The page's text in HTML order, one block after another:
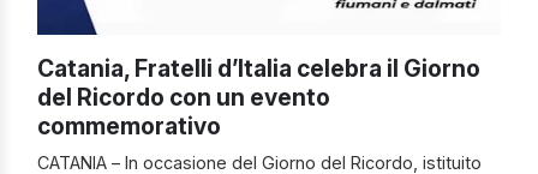
Catania, Fratelli d’Italia celebra il Giorno
del Ricordo con un evento
commemorativo
CATANIA – In occasione del Giorno del Ricordo, istituito